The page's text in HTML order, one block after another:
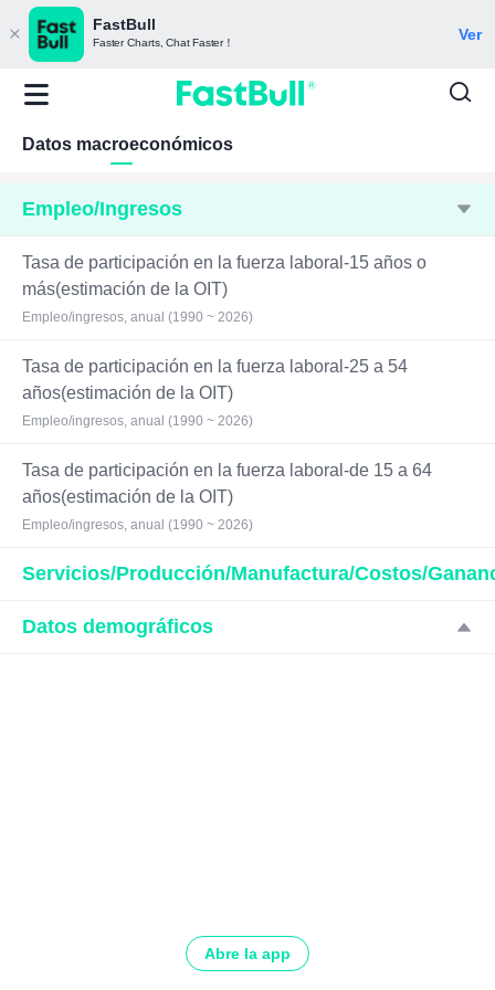
FastBull
Faster Charts, Chat Faster！ Ver
Datos macroeconómicos
Empleo/Ingresos
Tasa de participación en la fuerza laboral-15 años o
más(estimación de la OIT)
Empleo/ingresos, anual (1990 ~ 2026)
Tasa de participación en la fuerza laboral-25 a 54
años(estimación de la OIT)
Empleo/ingresos, anual (1990 ~ 2026)
Tasa de participación en la fuerza laboral-de 15 a 64
años(estimación de la OIT)
Empleo/ingresos, anual (1990 ~ 2026)
Servicios/Producción/Manufactura/Costos/
Datos demográficos
Abre la app